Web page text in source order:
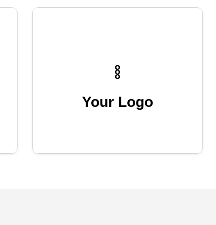
Your Logo